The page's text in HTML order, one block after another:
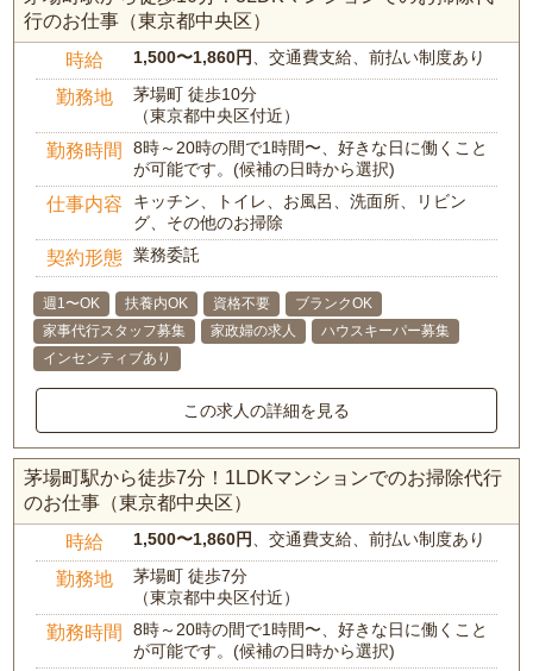
行のお仕事（東京都中央区）
時給 1,500〜1,860円 、交通費支給、前払い制度あり
勤務地
茅場町 徒歩10分
（東京都中央区付近）
勤務時間
8時～20時の間で1時間〜、好きな日に働くこと
が可能です。(候補の日時から選択)
仕事内容
キッチン、トイレ、お風呂、洗面所、リビン
グ、その他のお掃除
契約形態 業務委託
週1〜OK 扶養内OK 資格不要
ブランクOK
家事代行スタッフ募集
家政婦の求人
ハウスキーパー募集
インセンティブあり
この求人の詳細を見る
茅場町駅から徒歩7分！1LDKマンションでのお掃除代行
のお仕事（東京都中央区）
時給 1,500〜1,860円 、交通費支給、前払い制度あり
勤務地
茅場町 徒歩7分
（東京都中央区付近）
勤務時間
8時～20時の間で1時間〜、好きな日に働くこと
が可能です。(候補の日時から選択)